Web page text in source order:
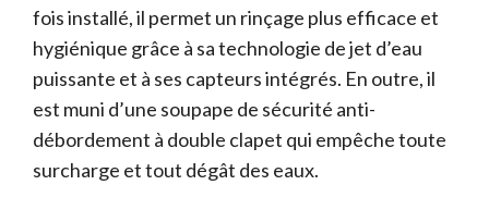
fois installé, il permet un rinçage plus efficace et
hygiénique grâce à sa technologie de jet d’eau
puissante et à ses capteurs intégrés. En outre, il
est muni d’une soupape de sécurité anti-
débordement à double clapet qui empêche toute
surcharge et tout dégât des eaux.